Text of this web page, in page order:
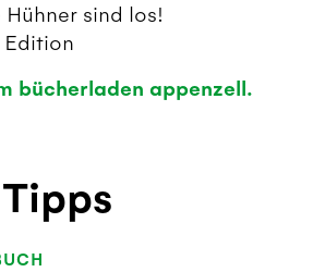
sind los!
Edition
bücherladen appenzell.